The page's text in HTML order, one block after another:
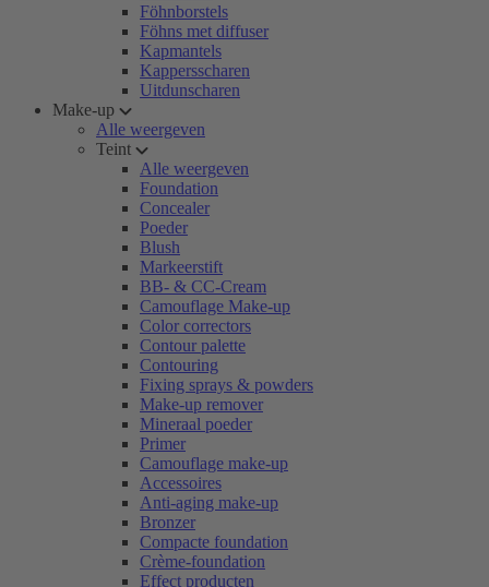
Föhnborstels
Föhns met diffuser
Kapmantels
Kappersscharen
Uitdunscharen
Make-up
Alle weergeven
Teint
Alle weergeven
Foundation
Concealer
Poeder
Blush
Markeerstift
BB- & CC-Cream
Camouflage Make-up
Color correctors
Contour palette
Contouring
Fixing sprays & powders
Make-up remover
Mineraal poeder
Primer
Camouflage make-up
Accessoires
Anti-aging make-up
Bronzer
Compacte foundation
Crème-foundation
Effect producten